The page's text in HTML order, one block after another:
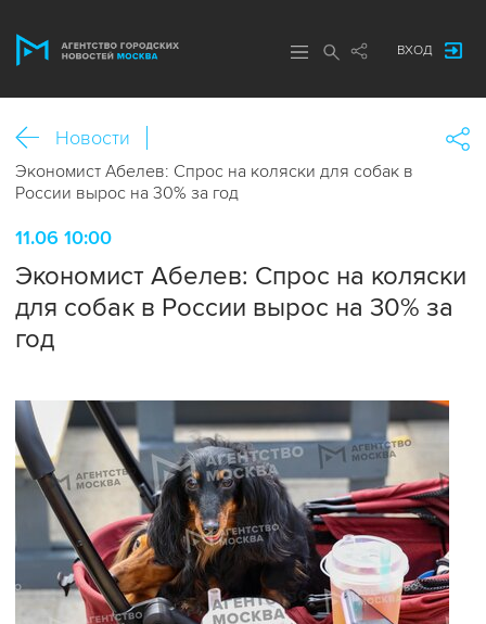
ВХОД
Новости
Экономист Абелев: Спрос на коляски для собак в
России вырос на 30% за год
11.06 10:00
Экономист Абелев: Спрос на коляски
для собак в России вырос на 30% за
год